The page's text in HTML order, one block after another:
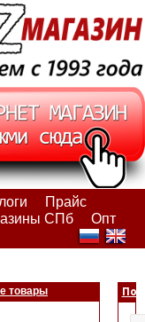
Прайс
СПб
Опт
товары